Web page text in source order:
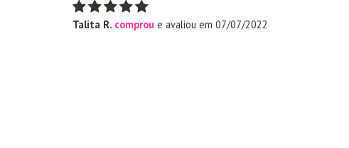
Talita R. comprou e avaliou em 07/07/2022